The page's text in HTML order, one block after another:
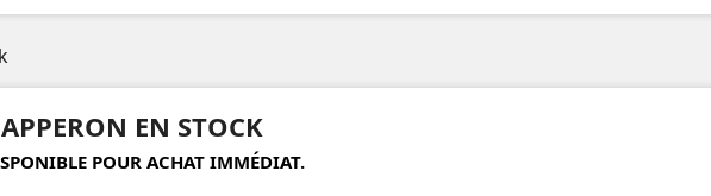
EN STOCK
POUR ACHAT IMMÉDIAT.